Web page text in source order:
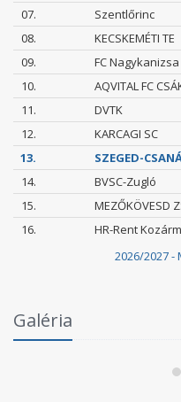
2026/2027 -
07.
Szentlőrinc
08.
KECSKEMÉTI TE
09.
FC Nagykanizsa
10.
AQVITAL FC
11.
DVTK
12.
KARCAGI SC
13.
SZEGED-
14.
BVSC-Zugló
15.
MEZŐKÖVESD
16.
HR-Rent
Galéria